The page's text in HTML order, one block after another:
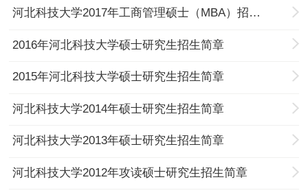
河北科技大学2017年工商管理硕士（MBA）招生简章
2016年河北科技大学硕士研究生招生简章
2015年河北科技大学硕士研究生招生简章
河北科技大学2014年硕士研究生招生简章
河北科技大学2013年硕士研究生招生简章
河北科技大学2012年攻读硕士研究生招生简章